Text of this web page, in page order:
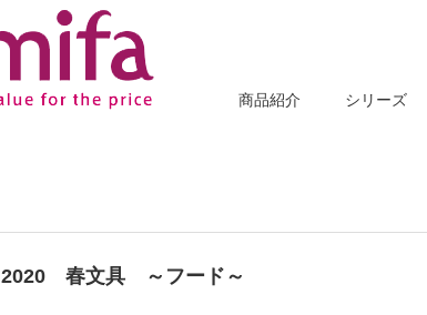
商品紹介 シリーズ
2020 春文具 ～フード～